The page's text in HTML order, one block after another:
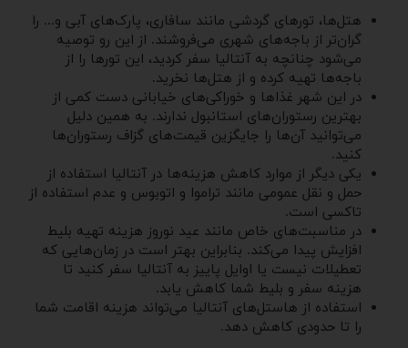
هتل‌ها، تورهای گردشی مانند سافاری، پارک‌های آبی و... را
گران‌تر از باجه‌های شهری می‌فروشند. از این رو توصیه
می‌شود چنانچه به آنتالیا سفر کردید، این تورها را از
باجه‌ها تهیه کرده و از هتل‌ها نخرید.
در این شهر غذاها و خوراکی‌های خیابانی دست کمی از
بهترین رستوران‌های استانبول ندارند. به همین دلیل
می‌توانید آن‌ها را جایگزین قیمت‌های گزاف رستوران‌ها
کنید.
یکی دیگر از موارد کاهش هزینه‌ها در آنتالیا استفاده از
حمل و نقل عمومی مانند تراموا و اتوبوس و عدم استفاده از
تاکسی است.
در مناسبت‌های خاص مانند عید نوروز هزینه تهیه بلیط
افزایش پیدا می‌کند. بنابراین بهتر است در زمان‌هایی که
تعطیلات نیست یا اوایل پاییز به آنتالیا سفر کنید تا
هزینه سفر و بلیط شما کاهش یابد.
استفاده از هاستل‌های آنتالیا می‌تواند هزینه اقامت شما
را تا حدودی کاهش دهد.